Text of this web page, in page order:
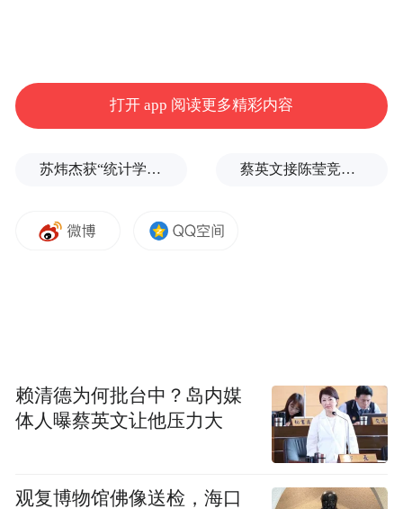
打开 app 阅读更多精彩内容
苏炜杰获“统计学界的诺贝尔奖”，又是北大数院07级 蔡英文接陈莹竞选总部主委？郭正亮爆玄机：她的谋划是陈其迈
赖清德为何批台中？岛内媒
体人曝蔡英文让他压力大
观复博物馆佛像送检，海口